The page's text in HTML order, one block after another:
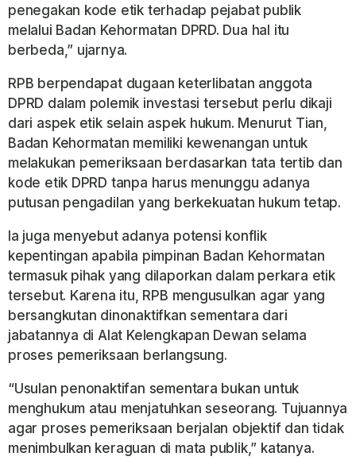
penegakan kode etik terhadap pejabat publik
melalui Badan Kehormatan DPRD. Dua hal itu
berbeda,” ujarnya.
RPB berpendapat dugaan keterlibatan anggota
DPRD dalam polemik investasi tersebut perlu dikaji
dari aspek etik selain aspek hukum. Menurut Tian,
Badan Kehormatan memiliki kewenangan untuk
melakukan pemeriksaan berdasarkan tata tertib dan
kode etik DPRD tanpa harus menunggu adanya
putusan pengadilan yang berkekuatan hukum tetap.
Ia juga menyebut adanya potensi konflik
kepentingan apabila pimpinan Badan Kehormatan
termasuk pihak yang dilaporkan dalam perkara etik
tersebut. Karena itu, RPB mengusulkan agar yang
bersangkutan dinonaktifkan sementara dari
jabatannya di Alat Kelengkapan Dewan selama
proses pemeriksaan berlangsung.
“Usulan penonaktifan sementara bukan untuk
menghukum atau menjatuhkan seseorang. Tujuannya
agar proses pemeriksaan berjalan objektif dan tidak
menimbulkan keraguan di mata publik,” katanya.